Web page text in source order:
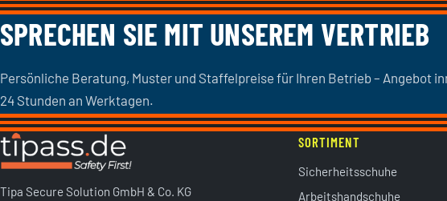
SPRECHEN SIE MIT UNSEREM VERTRIEB
Persönliche Beratung, Muster und Staffelpreise für Ihren Betrieb – Angebot
24 Stunden an Werktagen.
Tipa Secure Solution GmbH & Co. KG
SORTIMENT
Sicherheitsschuhe
Arbeitshandschuhe